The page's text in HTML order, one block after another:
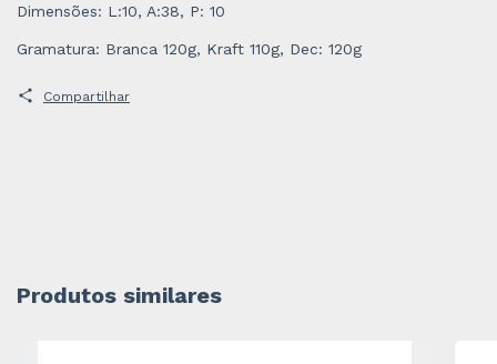
Dimensões: L:10, A:38, P: 10
Gramatura: Branca 120g, Kraft 110g, Dec: 120g
Compartilhar
Produtos similares